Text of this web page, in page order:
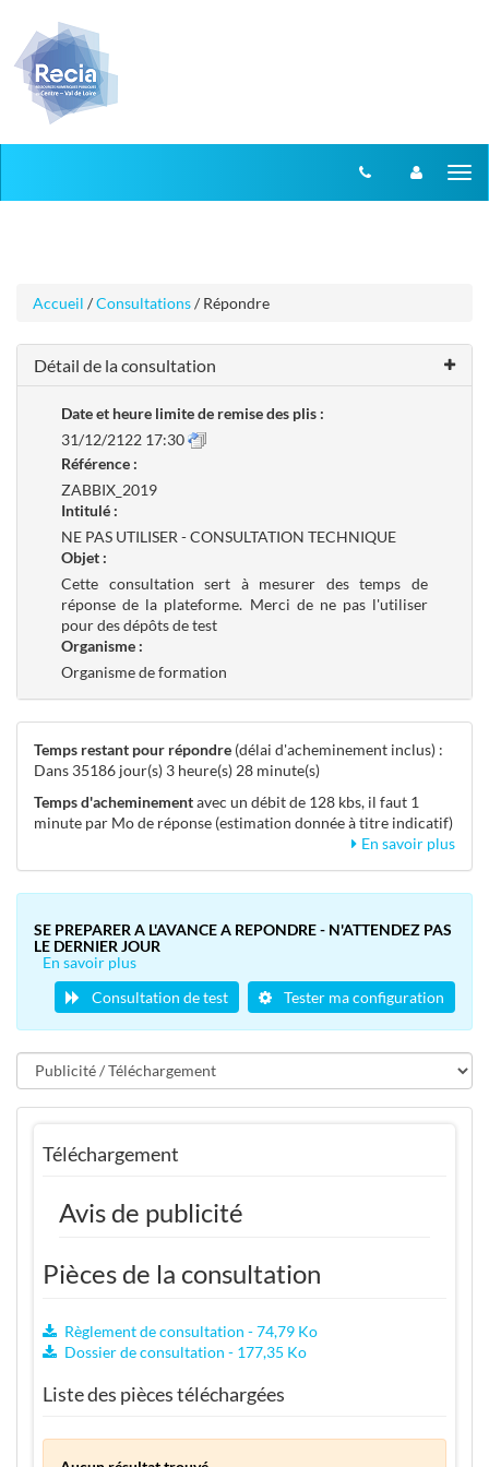
contenu
Accueil /Consultations/ Répondre
Détail de la consultation
Date et heure limite de remise des plis :
31/12/2122 17:30
Référence :
ZABBIX_2019
Intitulé :
NE PAS UTILISER - CONSULTATION TECHNIQUE
Objet :
Cette consultation sert à mesurer des temps de
réponse de la plateforme. Merci de ne pas l'utiliser
pour des dépôts de test
Organisme :
Organisme de formation
Temps restant pour répondre (délai d'acheminement inclus) :
Dans 35186 jour(s) 3 heure(s) 28 minute(s)
Temps d'acheminementavec un débit de 128 kbs, il faut 1
minute par Mo de réponse (estimation donnée à titre indicatif)
En savoir plus
SE PREPARER A L'AVANCE A REPONDRE - N'ATTENDEZ PAS
LE DERNIER JOUR
En savoir plus
Tester ma configuration
Consultation de test
Téléchargement
Avis de publicité
Pièces de la consultation
Règlement de consultation - 74,79 Ko
Dossier de consultation - 177,35 Ko
Liste des pièces téléchargées